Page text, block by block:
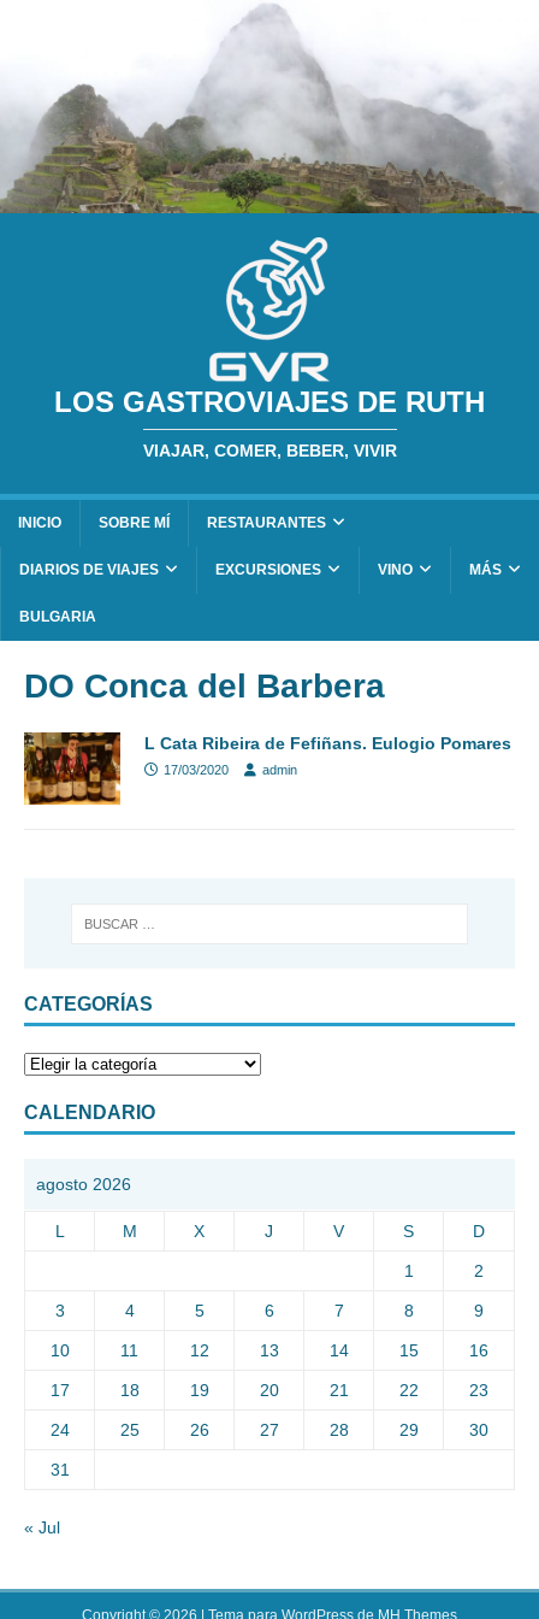
LOS GASTROVIAJES DE RUTH
VIAJAR, COMER, BEBER, VIVIR
INICIO SOBRE MÍ RESTAURANTES
DIARIOS DE VIAJES EXCURSIONES VINO MÁS
BULGARIA
DO Conca del Barbera
L Cata Ribeira de Fefiñans. Eulogio Pomares
17/03/2020 admin
CATEGORÍAS
CALENDARIO
agosto 2026
L M X J V S D
1 2
3 4 5 6 7 8 9
10 11 12 13 14 15 16
17 18 19 20 21 22 23
24 25 26 27 28 29 30
31
« Jul
Copyright © 2026 | Tema para WordPress de MH Themes